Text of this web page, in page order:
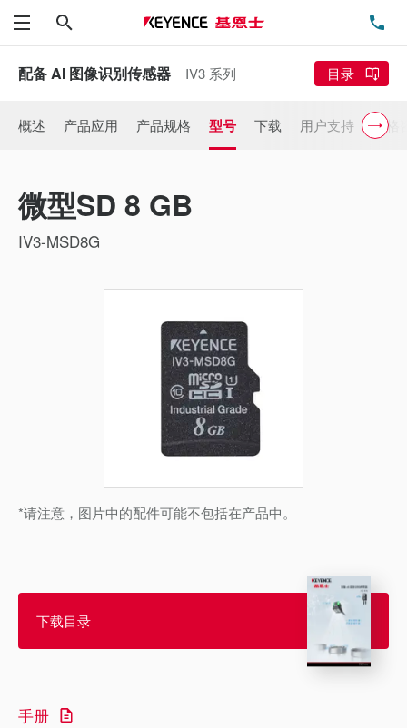
菜单
配备 AI 图像识别传感器 IV3 系列 目录
概述 产品应用 产品规格 型号 下载 用户支持 价格
微型SD 8 GB
IV3-MSD8G
*请注意，图片中的配件可能不包括在产品中。
下载目录
手册